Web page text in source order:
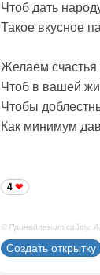
Чтоб дать
Такое вкусное
Желаем счастья
Чтоб в вашей
Чтобы
Как минимум
4
© Принадлежит сайту.
Создать открытку